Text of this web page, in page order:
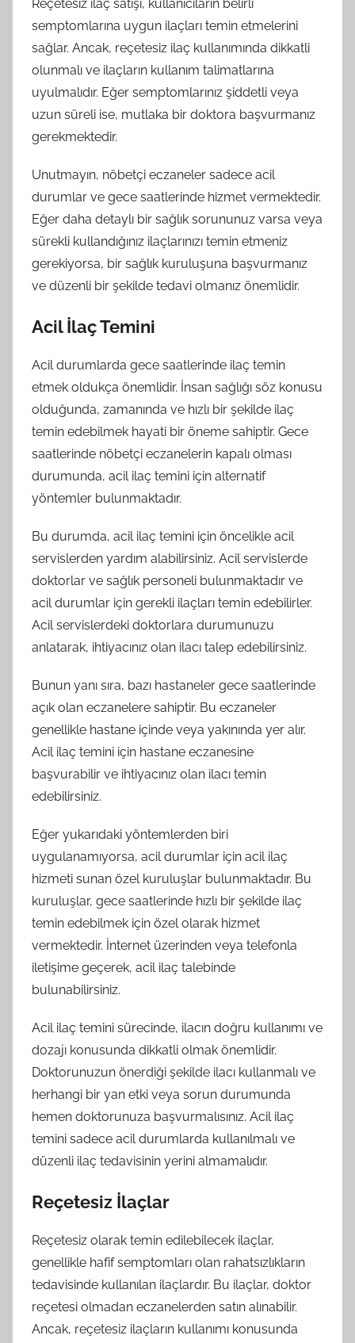
Reçetesiz ilaç satışı, kullanıcıların belirli
semptomlarına uygun ilaçları temin etmelerini
sağlar. Ancak, reçetesiz ilaç kullanımında dikkatli
olunmalı ve ilaçların kullanım talimatlarına
uyulmalıdır. Eğer semptomlarınız şiddetli veya
uzun süreli ise, mutlaka bir doktora başvurmanız
gerekmektedir.
Unutmayın, nöbetçi eczaneler sadece acil
durumlar ve gece saatlerinde hizmet vermektedir.
Eğer daha detaylı bir sağlık sorununuz varsa veya
sürekli kullandığınız ilaçlarınızı temin etmeniz
gerekiyorsa, bir sağlık kuruluşuna başvurmanız
ve düzenli bir şekilde tedavi olmanız önemlidir.
Acil İlaç Temini
Acil durumlarda gece saatlerinde ilaç temin
etmek oldukça önemlidir. İnsan sağlığı söz konusu
olduğunda, zamanında ve hızlı bir şekilde ilaç
temin edebilmek hayati bir öneme sahiptir. Gece
saatlerinde nöbetçi eczanelerin kapalı olması
durumunda, acil ilaç temini için alternatif
yöntemler bulunmaktadır.
Bu durumda, acil ilaç temini için öncelikle acil
servislerden yardım alabilirsiniz. Acil servislerde
doktorlar ve sağlık personeli bulunmaktadır ve
acil durumlar için gerekli ilaçları temin edebilirler.
Acil servislerdeki doktorlara durumunuzu
anlatarak, ihtiyacınız olan ilacı talep edebilirsiniz.
Bunun yanı sıra, bazı hastaneler gece saatlerinde
açık olan eczanelere sahiptir. Bu eczaneler
genellikle hastane içinde veya yakınında yer alır.
Acil ilaç temini için hastane eczanesine
başvurabilir ve ihtiyacınız olan ilacı temin
edebilirsiniz.
Eğer yukarıdaki yöntemlerden biri
uygulanamıyorsa, acil durumlar için acil ilaç
hizmeti sunan özel kuruluşlar bulunmaktadır. Bu
kuruluşlar, gece saatlerinde hızlı bir şekilde ilaç
temin edebilmek için özel olarak hizmet
vermektedir. İnternet üzerinden veya telefonla
iletişime geçerek, acil ilaç talebinde
bulunabilirsiniz.
Acil ilaç temini sürecinde, ilacın doğru kullanımı ve
dozajı konusunda dikkatli olmak önemlidir.
Doktorunuzun önerdiği şekilde ilacı kullanmalı ve
herhangi bir yan etki veya sorun durumunda
hemen doktorunuza başvurmalısınız. Acil ilaç
temini sadece acil durumlarda kullanılmalı ve
düzenli ilaç tedavisinin yerini almamalıdır.
Reçetesiz İlaçlar
Reçetesiz olarak temin edilebilecek ilaçlar,
genellikle hafif semptomları olan rahatsızlıkların
tedavisinde kullanılan ilaçlardır. Bu ilaçlar, doktor
reçetesi olmadan eczanelerden satın alınabilir.
Ancak, reçetesiz ilaçların kullanımı konusunda